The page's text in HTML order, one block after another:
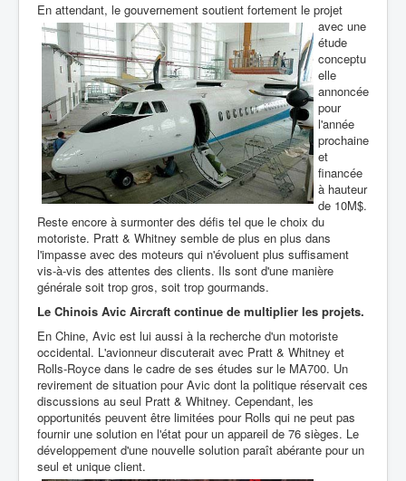
En attendant, le gouvernement soutient fortement le projet
avec une
étude
conceptu
elle
annoncée
pour
l'année
prochaine
et
financée
à hauteur
de 10M$.
Reste encore à surmonter des défis tel que le choix du
motoriste. Pratt & Whitney semble de plus en plus dans
l'impasse avec des moteurs qui n'évoluent plus suffisament
vis-à-vis des attentes des clients. Ils sont d'une manière
générale soit trop gros, soit trop gourmands.
Le Chinois Avic Aircraft continue de multiplier les projets.
En Chine, Avic est lui aussi à la recherche d'un motoriste
occidental. L'avionneur discuterait avec Pratt & Whitney et
Rolls-Royce dans le cadre de ses études sur le MA700. Un
revirement de situation pour Avic dont la politique réservait ces
discussions au seul Pratt & Whitney. Cependant, les
opportunités peuvent être limitées pour Rolls qui ne peut pas
fournir une solution en l'état pour un appareil de 76 sièges. Le
développement d'une nouvelle solution paraît abérante pour un
seul et unique client.